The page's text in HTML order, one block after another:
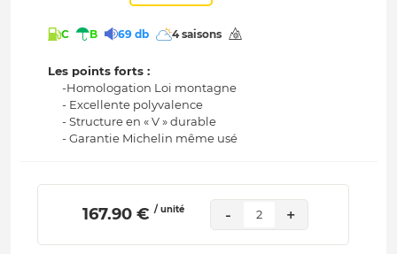
C B 69 db 4 saisons
Les points forts :
-Homologation Loi montagne
- Excellente polyvalence
- Structure en « V » durable
- Garantie Michelin même usé
167.90 € / unité - 2 +